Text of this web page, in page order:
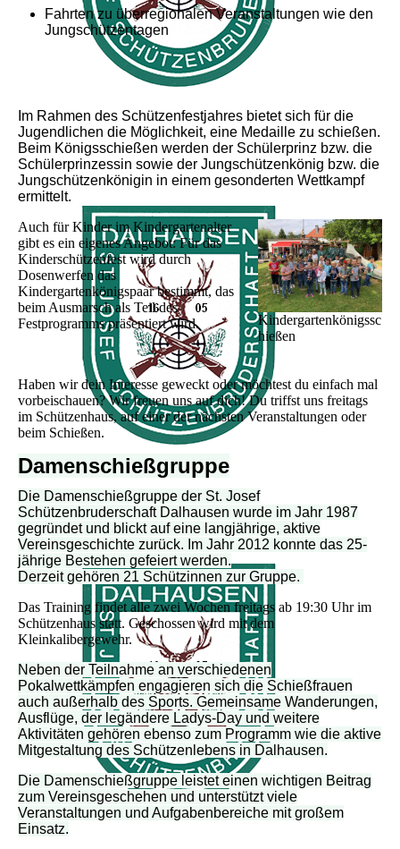
Fahrten zu überregionalen Veranstaltungen wie den
Jungschützentagen
Im Rahmen des Schützenfestjahres bietet sich für die
Jugendlichen die Möglichkeit, eine Medaille zu schießen.
Beim Königsschießen werden der Schülerprinz bzw. die
Schülerprinzessin sowie der Jungschützenkönig bzw. die
Jungschützenkönigin in einem gesonderten Wettkampf
ermittelt.
Kindergartenkönigssc
hießen
Auch für Kinder im Kindergartenalter
gibt es ein eigenes Angebot: Für das
Kinderschützenfest wird durch
Dosenwerfen das
Kindergartenkönigspaar bestimmt, das
beim Ausmarsch als Teil des
Festprogramms präsentiert wird.
Haben wir dein Interesse geweckt oder möchtest du einfach mal
vorbeischauen?Wir freuen uns auf dich! Du triffst uns freitags
im Schützenhaus, auf einer der nächsten Veranstaltungen oder
beim Schießen.
Damenschießgruppe
Die Damenschießgruppe der St. Josef
Schützenbruderschaft Dalhausen wurde im Jahr 1987
gegründet und blickt auf eine langjährige, aktive
Vereinsgeschichte zurück. Im Jahr 2012 konnte das 25-
jährige Bestehen gefeiert werden.
Derzeit gehören 21 Schützinnen zur Gruppe.
Das Training findet alle zwei Wochen freitags ab 19:30 Uhr im
Schützenhaus statt. Geschossen wird mit dem
Kleinkalibergewehr.
Neben der Teilnahme an verschiedenen
Pokalwettkämpfen engagieren sich die Schießfrauen
auch außerhalb des Sports. Gemeinsame Wanderungen,
Ausflüge, der legändere Ladys-Day und weitere
Aktivitäten gehören ebenso zum Programm wie die aktive
Mitgestaltung des Schützenlebens in Dalhausen.
Die Damenschießgruppe leistet einen wichtigen Beitrag
zum Vereinsgeschehen und unterstützt viele
Veranstaltungen und Aufgabenbereiche mit großem
Einsatz.